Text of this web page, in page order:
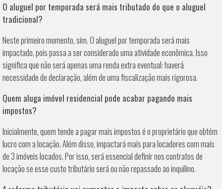
O aluguel por temporada será mais tributado do que o aluguel
tradicional?
Neste primeiro momento, sim. O aluguel por temporada será mais
impactado, pois passa a ser considerado uma atividade econômica. Isso
significa que não será apenas uma renda extra eventual: haverá
necessidade de declaração, além de uma fiscalização mais rigorosa.
Quem aluga imóvel residencial pode acabar pagando mais
impostos?
Inicialmente, quem tende a pagar mais impostos é o proprietário que obtém
lucro com a locação. Além disso, impactará mais para locadores com mais
de 3 imóveis locados. Por isso, será essencial definir nos contratos de
locação se esse custo tributário será ou não repassado ao inquilino.